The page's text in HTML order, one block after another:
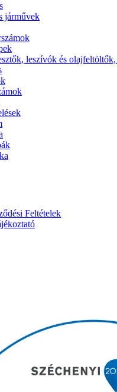
járművek
leszívók és
Feltételek